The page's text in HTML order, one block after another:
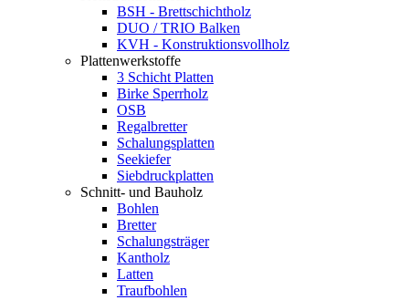
BSH - Brettschichtholz
DUO / TRIO Balken
KVH - Konstruktionsvollholz
Plattenwerkstoffe
3 Schicht Platten
Birke Sperrholz
OSB
Regalbretter
Schalungsplatten
Seekiefer
Siebdruckplatten
Schnitt- und Bauholz
Bohlen
Bretter
Schalungsträger
Kantholz
Latten
Traufbohlen